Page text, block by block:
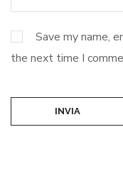
Save my name,
the next time I
INVIA